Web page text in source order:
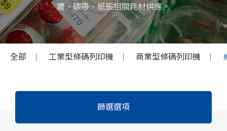
體、碳帶、紙張相關耗材供應。
全部 工業型條碼列印機 商業型條碼列印機
篩選選項